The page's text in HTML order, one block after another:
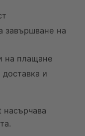
завършване на
на плащане
доставка и
насърчава